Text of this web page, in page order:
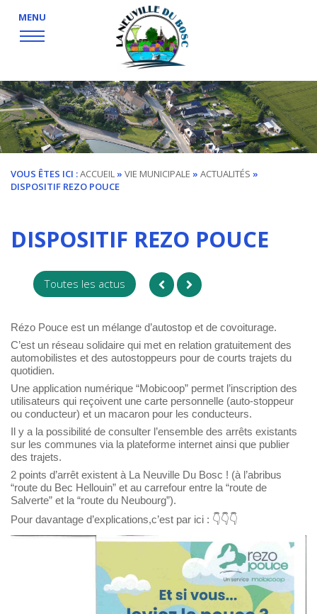
MENU
VOUS ÊTES ICI :ACCUEIL » VIE MUNICIPALE » ACTUALITÉS »
DISPOSITIF REZO POUCE
DISPOSITIF REZO POUCE
Toutes les actus
Rézo Pouce est un mélange d’autostop et de covoiturage.
C’est un réseau solidaire qui met en relation gratuitement des
automobilistes et des autostoppeurs pour de courts trajets du
quotidien.
Une application numérique “Mobicoop” permet l’inscription des
utilisateurs qui reçoivent une carte personnelle (auto-stoppeur
ou conducteur) et un macaron pour les conducteurs.
Il y a la possibilité de consulter l’ensemble des arrêts existants
sur les communes via la plateforme internet ainsi que publier
des trajets.
2 points d’arrêt existent à La Neuville Du Bosc ! (à l’abribus
“route du Bec Hellouin” et au carrefour entre la “route de
Salverte” et la “route du Neubourg”).
Pour davantage d’explications,c’est par ici : 👇👇👇